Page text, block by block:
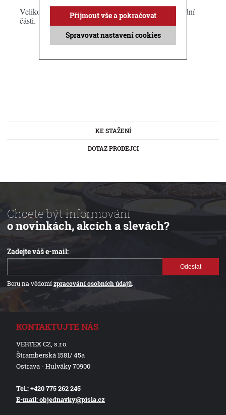
Velikost lze upravit pomocí pásky na suchý zip v zadní
části.
KE STAŽENÍ
DOTAZ PRODEJCI
Chcete být informování
o novinkách, akcích a slevách?
Zadejte váš e-mail:
Odeslat
Beru na vědomízpracování osobních údajů.
KONTAKTUJTE NÁS
VERTEX CZ, s.r.o.
Štramberská 1581/ 45a
Ostrava - Hulváky 70900
Tel.: +420 775 262 245
E-mail: objednavky@pisla.cz
Spravovat nastavení cookies
Přijmout vše a pokračovat